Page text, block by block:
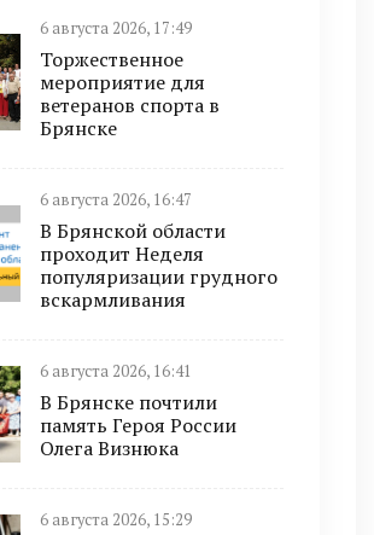
6 августа 2026, 17:49
Торжественное
мероприятие для
ветеранов спорта в
Брянске
6 августа 2026, 16:47
В Брянской области
проходит Неделя
популяризации грудного
вскармливания
6 августа 2026, 16:41
В Брянске почтили
память Героя России
Олега Визнюка
6 августа 2026, 15:29